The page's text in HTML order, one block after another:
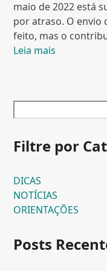
maio de 2022 está
por atraso. O envio
feito, mas o
Leia mais
Filtre por
DICAS
NOTÍCIAS
ORIENTAÇÕES
Posts